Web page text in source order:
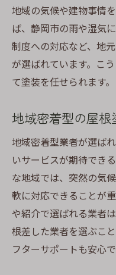
地域の気候や建物事情
ば、静岡市の雨や湿気
制度への対応など、地
が選ばれています。こ
て塗装を任せられます。
地域密着型の屋
地域密着型業者が選ば
いサービスが期待でき
な地域では、突然の気
軟に対応できることが
や紹介で選ばれる業者
根差した業者を選ぶこ
フターサポートも安心で